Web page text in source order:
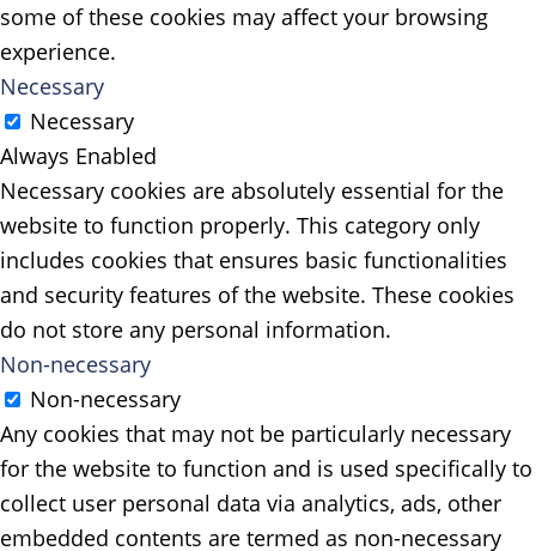
some of these cookies may affect your browsing
experience.
Necessary
Necessary
Always Enabled
Necessary cookies are absolutely essential for the
website to function properly. This category only
includes cookies that ensures basic functionalities
and security features of the website. These cookies
do not store any personal information.
Non-necessary
Non-necessary
Any cookies that may not be particularly necessary
for the website to function and is used specifically to
collect user personal data via analytics, ads, other
embedded contents are termed as non-necessary